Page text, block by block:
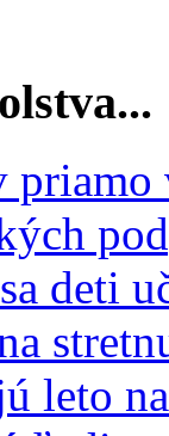
deti
leto